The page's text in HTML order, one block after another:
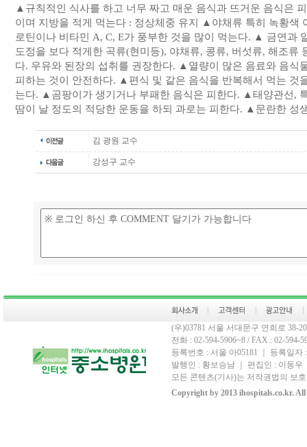
▲규칙적인 식사를 하고 너무 짜고 매운 음식과 뜨거운 음식은
이며 지방을 적게 먹는다 : 정상체중 유지 ▲야채류 특히 녹황색
로틴이나 비타민 A, C, E가 풍부한 것을 많이 먹는다. ▲ 금연과
도정을 보다 적게한 곡류(현미등), 야채류, 콩류, 버섯류, 해조류
다. 우유와 된장의 섭취를 권장한다. ▲열량이 많은 음료와 음식
피하는 것이 안전하다. ▲편식 및 같은 음식을 반복해서 먹는 것
는다. ▲곰팡이가 생기거나 부패한 음식은 피한다. ▲태양관선,
땀이 날 정도의 적당한 운동을 하되 과로는 피한다. ▲문란한 성
김 광원 교수
강성구 교수
(우)03781 서울 서대문구 연희로 38-
전화 : 02-594-5906~8 / FAX : 02-594-
등록번호 : 서울 아05181 ｜ 등록일자
발행인 : 황보승남 ｜ 편집인 : 이동우
모든 콘텐츠(기사)는 저작권법의 보
Copyright by 2013 ihospitals.co.kr. All